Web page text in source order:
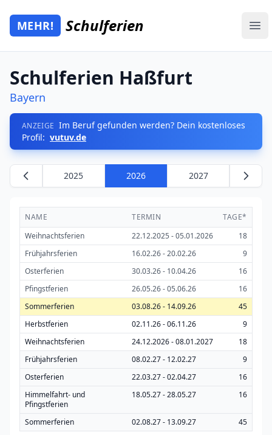
Zum Hauptinhalt springen
Mehr Schulferien
MEHR! Schulferien
Schulferien Haßfurt
Bayern
ANZEIGE Im Beruf gefunden werden? Dein kostenloses
Profil: vutuv.de
2025 2026 2027
NAME TERMIN
TAGE*
Weihnachtsferien
22.12.2025 - 05.01.2026
18
Frühjahrsferien
16.02.26 - 20.02.26
9
Osterferien
30.03.26 - 10.04.26
16
Pfingstferien
26.05.26 - 05.06.26
16
Sommerferien
03.08.26 - 14.09.26
45
Herbstferien
02.11.26 - 06.11.26
9
Weihnachtsferien
24.12.2026 - 08.01.2027
18
Frühjahrsferien
08.02.27 - 12.02.27
9
Osterferien
22.03.27 - 02.04.27
16
Himmelfahrt- und
Pfingstferien
18.05.27 - 28.05.27 16
Sommerferien 02.08.27 - 13.09.27
45